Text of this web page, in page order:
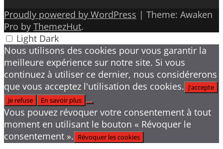
Proudly powered by WordPress | Theme: Awaken
Pro by ThemezHut.
Light Dark
Nous utilisons des cookies pour vous garantir la
meilleure expérience sur notre site. Si vous
continuez à utiliser ce dernier, nous considérerons
que vous acceptez l'utilisation des cookies. J'accepte
Je refuse
En savoir plus
Vous pouvez révoquer votre consentement à tout
moment en utilisant le bouton « Révoquer le
consentement ». Révoquer les cookies